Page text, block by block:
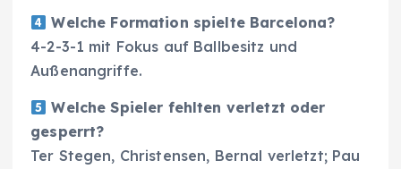
Welche Formation spielte Barcelona?
4-2-3-1 mit Fokus auf Ballbesitz und
Außenangriffe.
Welche Spieler fehlten verletzt oder
gesperrt?
Ter Stegen, Christensen, Bernal verletzt; Pau